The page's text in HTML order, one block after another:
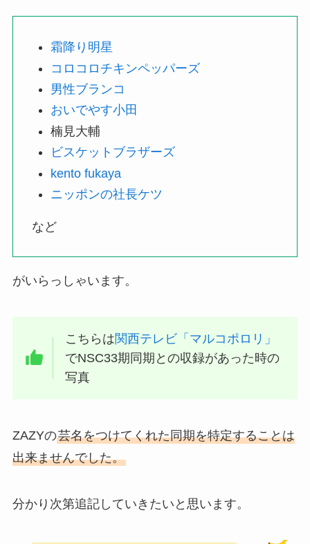
霜降り明星
コロコロチキンペッパーズ
男性ブランコ
おいでやす小田
楠見大輔
ビスケットブラザーズ
kento fukaya
ニッポンの社長ケツ
など
がいらっしゃいます。
こちらは関西テレビ「マルコポロリ」
でNSC33期同期との収録があった時の
写真
ZAZYの芸名をつけてくれた同期を特定することは
出来ませんでした。
分かり次第追記していきたいと思います。